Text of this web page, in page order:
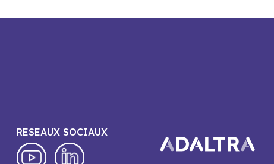
RESEAUX SOCIAUX